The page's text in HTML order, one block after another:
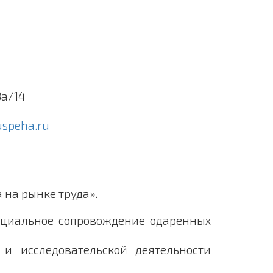
14
рынке труда».
сопровождение одаренных
деятельности